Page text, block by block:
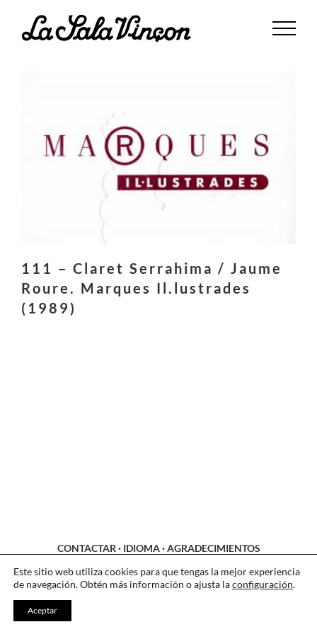
111 – Claret Serrahima / Jaume
Roure. Marques Il.lustrades
(1989)
CONTACTAR · IDIOMA·AGRADECIMIENTOS
LEGAL·COOKIES·PRIVACIDAD
Este sitio web utiliza cookies para que tengas la mejor experiencia
de navegación. Obtén más información o ajusta laconfiguración.
Aceptar